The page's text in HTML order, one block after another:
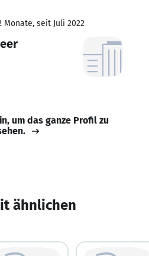
Monate, seit Juli 2022
um das ganze Profil zu
ähnlichen